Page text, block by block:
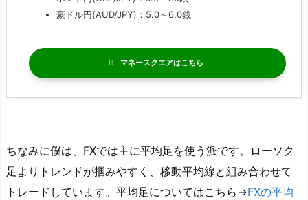
豪ドル円(AUD/JPY)：5.0～6.0銭
マネースクエア
ちなみに僕は、FXでは主に平均足を使う派です。ローソク
足よりトレンドが掴みやすく、移動平均線と組み合わせて
トレードしています。平均足についてはこちら→FXの平均